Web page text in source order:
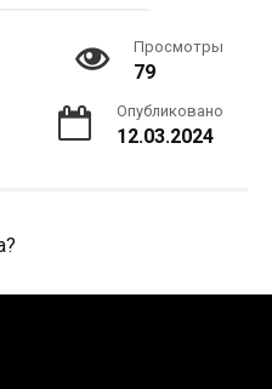
Просмотры
79
Опубликовано
12.03.2024